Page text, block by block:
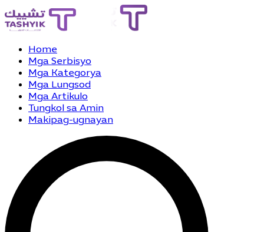
Home
Mga Serbisyo
Mga Kategorya
Mga Lungsod
Mga Artikulo
Tungkol sa Amin
Makipag-ugnayan